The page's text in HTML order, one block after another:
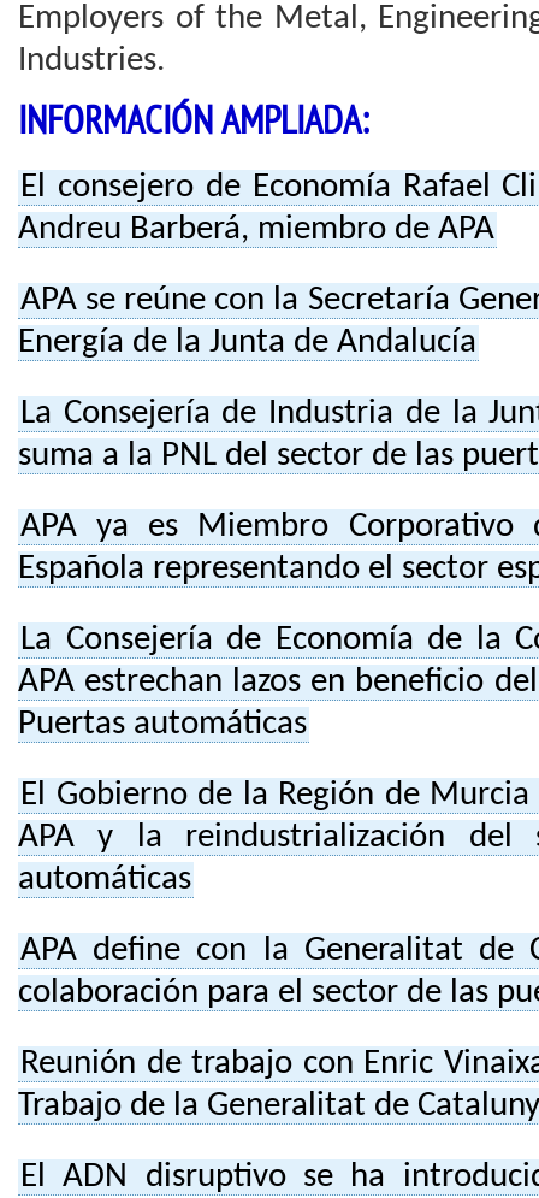
Employers of the Metal,
Industries.
INFORMACIÓN AMPLIADA:
El consejero de Economía Rafael
Andreu Barberá, miembro de APA
APA se reúne con la Secretaría
Energía de la Junta de Andalucía
La Consejería de Industria de la
suma a la PNL del sector de las
APA ya es Miembro Corporativo
Española representando el sector
La Consejería de Economía de la
APA estrechan lazos en beneficio
Puertas automáticas
El Gobierno de la Región de
APA y la reindustrialización del
automáticas
APA define con la Generalitat de
colaboración para el sector de las
Reunión de trabajo con Enric
Trabajo de la Generalitat de
El ADN disruptivo se ha